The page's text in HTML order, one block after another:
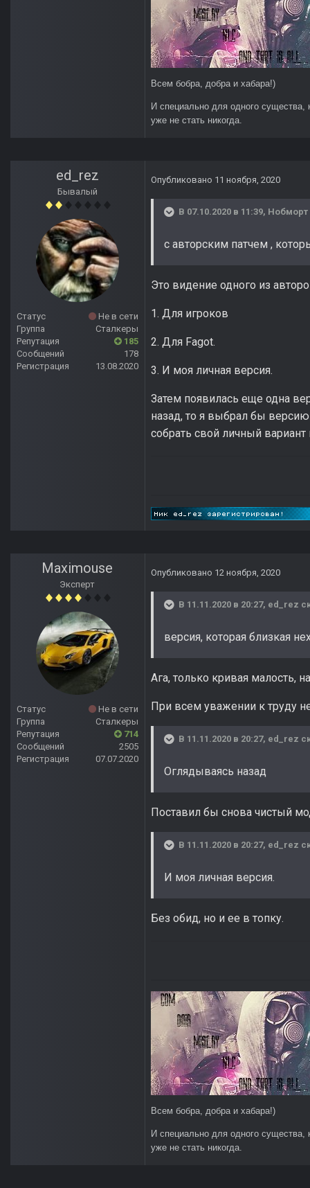
Всем бобра, добра и хабара!)
И специально для одного
уже не стать никогда.
ed_rez
Бывалый
Статус
Не в сети
Группа
Сталкеры
Репутация
185
Сообщений
178
Регистрация
13.08.2020
Опубликовано 11 ноября, 2020
В 07.10.2020 в 11:39, Нобморт
с авторским патчем ,
Это видение одного из
1. Для игроков
2. Для Fagot.
3. И моя личная версия.
Затем появилась еще одна
назад, то я выбрал бы
собрать свой личный вариант
Maximouse
Эксперт
Статус
Не в сети
Группа
Сталкеры
Репутация
714
Сообщений
2505
Регистрация
07.07.2020
Опубликовано 12 ноября, 2020
В 11.11.2020 в 20:27, ed_rez
версия, которая близкая
Ага, только кривая малость,
При всем уважении к труду
В 11.11.2020 в 20:27, ed_rez
Оглядываясь назад
Поставил бы снова чистый
В 11.11.2020 в 20:27, ed_rez
И моя личная версия.
Без обид, но и ее в топку.
Всем бобра, добра и хабара!)
И специально для одного
уже не стать никогда.